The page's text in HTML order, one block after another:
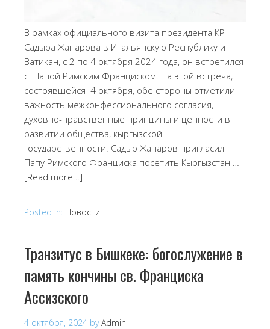
В рамках официального визита президента КР
Садыра Жапарова в Итальянскую Республику и
Ватикан, с 2 по 4 октября 2024 года, он встретился
с Папой Римским Франциском. На этой встреча,
состоявшейся 4 октября, обе стороны отметили
важность межконфессионального согласия,
духовно-нравственные принципы и ценности в
развитии общества, кыргызской
государственности. Садыр Жапаров пригласил
Папу Римского Франциска посетить Кыргызстан …
[Read more…]
Posted in: Новости
Транзитус в Бишкеке: богослужение в
память кончины св. Франциска
Ассизского
4 октября, 2024 byAdmin